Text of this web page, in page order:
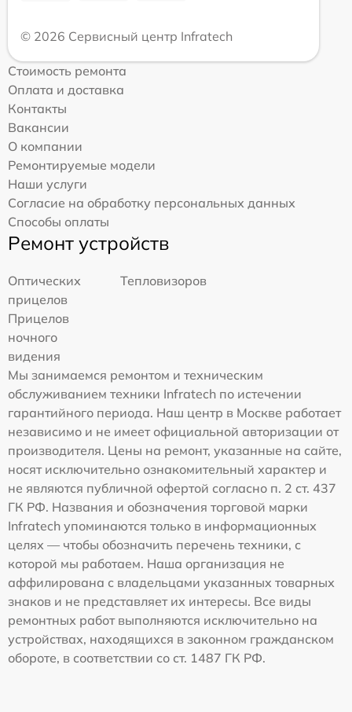
© 2026 Сервисный центр Infratech
Стоимость ремонта
Оплата и доставка
Контакты
Вакансии
О компании
Ремонтируемые модели
Наши услуги
Согласие на обработку персональных данных
Способы оплаты
Ремонт устройств
Оптических
прицелов
Тепловизоров
Прицелов
ночного
видения
Мы занимаемся ремонтом и техническим
обслуживанием техники Infratech по истечении
гарантийного периода. Наш центр в Москве работает
независимо и не имеет официальной авторизации от
производителя. Цены на ремонт, указанные на сайте,
носят исключительно ознакомительный характер и
не являются публичной офертой согласно п. 2 ст. 437
ГК РФ. Названия и обозначения торговой марки
Infratech упоминаются только в информационных
целях — чтобы обозначить перечень техники, с
которой мы работаем. Наша организация не
аффилирована с владельцами указанных товарных
знаков и не представляет их интересы. Все виды
ремонтных работ выполняются исключительно на
устройствах, находящихся в законном гражданском
обороте, в соответствии со ст. 1487 ГК РФ.